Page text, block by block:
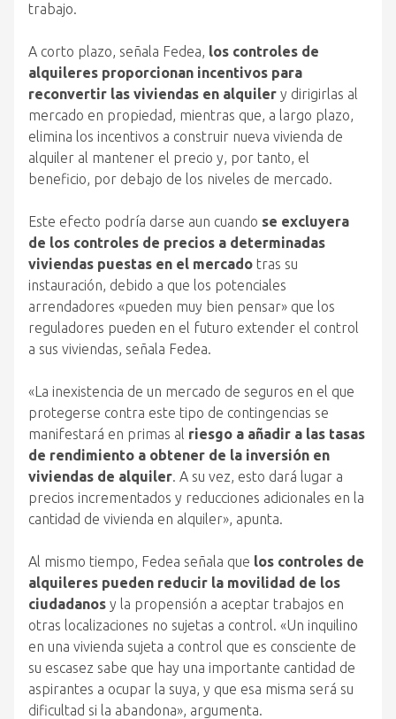
trabajo.
A corto plazo, señala Fedea, los controles de
alquileres proporcionan incentivos para
reconvertir las viviendas en alquiler y dirigirlas al
mercado en propiedad, mientras que, a largo plazo,
elimina los incentivos a construir nueva vivienda de
alquiler al mantener el precio y, por tanto, el
beneficio, por debajo de los niveles de mercado.
Este efecto podría darse aun cuando se excluyera
de los controles de precios a determinadas
viviendas puestas en el mercado tras su
instauración, debido a que los potenciales
arrendadores «pueden muy bien pensar» que los
reguladores pueden en el futuro extender el control
a sus viviendas, señala Fedea.
«La inexistencia de un mercado de seguros en el que
protegerse contra este tipo de contingencias se
manifestará en primas al riesgo a añadir a las tasas
de rendimiento a obtener de la inversión en
viviendas de alquiler. A su vez, esto dará lugar a
precios incrementados y reducciones adicionales en la
cantidad de vivienda en alquiler», apunta.
Al mismo tiempo, Fedea señala que los controles de
alquileres pueden reducir la movilidad de los
ciudadanos y la propensión a aceptar trabajos en
otras localizaciones no sujetas a control. «Un inquilino
en una vivienda sujeta a control que es consciente de
su escasez sabe que hay una importante cantidad de
aspirantes a ocupar la suya, y que esa misma será su
dificultad si la abandona», argumenta.